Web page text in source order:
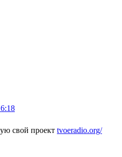
свой проект tvoeradio.org/